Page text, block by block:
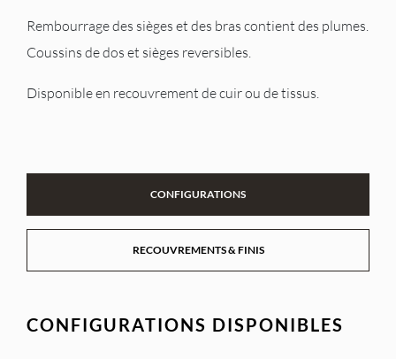
Rembourrage des sièges et des bras contient des plumes.
Coussins de dos et sièges reversibles.
Disponible en recouvrement de cuir ou de tissus.
CONFIGURATIONS
RECOUVREMENTS & FINIS
CONFIGURATIONS DISPONIBLES